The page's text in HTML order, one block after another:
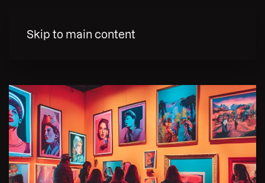
Skip to main content